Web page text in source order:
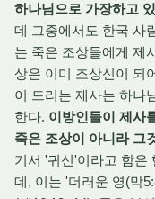
하나님으로 가장하고
데 그중에서도 한국 사
는 죽은 조상들에게 제
상은 이미 조상신이 되
이 드리는 제사는 하나
한다. 이방인들이 제사
죽은 조상이 아니라 그
기서 '귀신'이라고 함은
데, 이는 '더러운 영(막